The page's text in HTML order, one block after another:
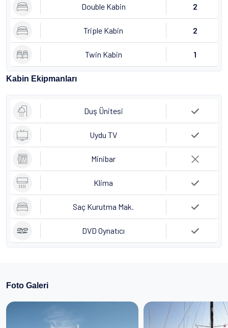
Double Kabin 2
Triple Kabin 2
Twin Kabin 1
Kabin Ekipmanları
Duş Ünitesi
Uydu TV
Minibar
Klima
Saç Kurutma Mak.
DVD Oynatıcı
Foto Galeri